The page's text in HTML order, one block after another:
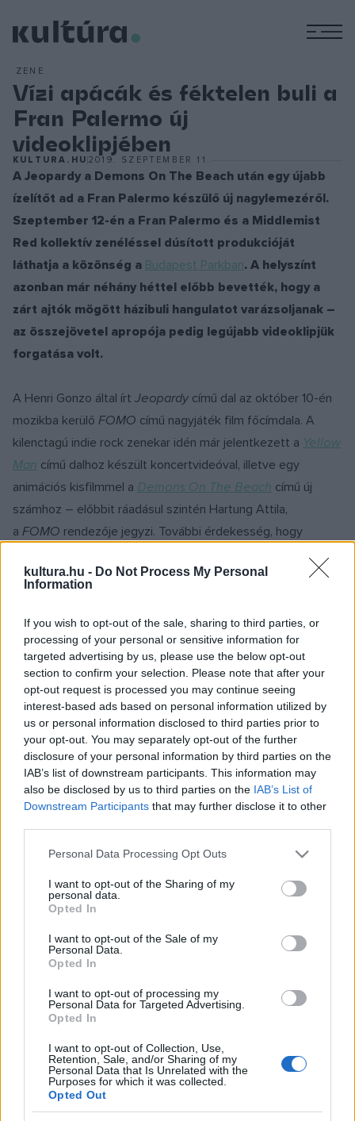
kultura.hu - Do Not Process My Personal
Information
If you wish to opt-out of the sale, sharing to third parties, or
processing of your personal or sensitive information for
targeted advertising by us, please use the below opt-out
section to confirm your selection. Please note that after your
opt-out request is processed you may continue seeing
interest-based ads based on personal information utilized by
us or personal information disclosed to third parties prior to
your opt-out. You may separately opt-out of the further
disclosure of your personal information by third parties on the
IAB’s list of downstream participants. This information may
also be disclosed by us to third parties on the IAB’s List of
Downstream Participants that may further disclose it to other
Please note that this website/app uses one or more Google
not limited to your visit or usage behaviour. You may click to
grant or deny consent to Google and its third-party tags to
use your data for below specified purposes in below Google
consent section.
Personal Data Processing Opt Outs
I want to opt-out of the Sharing of my
personal data.
Opted In
I want to opt-out of the Sale of my
Personal Data.
Opted In
I want to opt-out of processing my
Personal Data for Targeted Advertising.
Opted In
I want to opt-out of Collection, Use,
Retention, Sale, and/or Sharing of my
Personal Data that Is Unrelated with the
Purposes for which it was collected.
Opted Out
ZENE
Vízi apácák és féktelen buli a
Fran Palermo új
videoklipjében
KULTURA.HU 2019. SZEPTEMBER 11.
A Jeopardy a Demons On The Beach után egy újabb
ízelítőt ad a Fran Palermo készülő új nagylemezéről.
Szeptember 12-én a Fran Palermo és a Middlemist
Red kollektív zenéléssel dúsított produkcióját
láthatja a közönség a Budapest Parkban. A helyszínt
azonban már néhány héttel előbb bevették, hogy a
zárt ajtók mögött házibuli hangulatot varázsoljanak –
az összejövetel apropója pedig legújabb videoklipjük
forgatása volt.
A Henri Gonzo által írt Jeopardy című dal az október 10-én
mozikba kerülő FOMO című nagyjáték film főcímdala. A
kilenctagú indie rock zenekar idén már jelentkezett a Yellow
Man című dalhoz készült koncertvideóval, illetve egy
animációs kisfilmmel a Demons On The Beach című új
számhoz – előbbit ráadásul szintén Hartung Attila,
a FOMO rendezője jegyzi. További érdekesség, hogy
Budapest Park különböző helyszínein forgatták a film
Palermo szaxofonosa, Jambo például egy apáca bőrébe
bújt.
„A Budapest Park filmezési szempontból sok, különféle
hangulattal rendelkezik. Bizonyos részeiben alternatív, más
részeiben modern hangulatú és ezek között az eltérő
világok között nagyon könnyen meg tudtuk találni a minket
érdeklő motívumokat. Nem akartunk a filmhez nagyon
szorosan kapcsolódó klipet készíteni, de utalni szerettünk
mellett” – mondta el a klipről Hartung.
A film története szerint a gimnazista Gergőt, és barátait,
azaz a Falka tagjait három dolog motiválja: a szex, a buli és
hogy az ezekről készült videókat minél többen megnézzék
egy rosszul sikerült házibulis kihívás után pedig elszabadul a
pokol a fiúk életében. A főszereplők közt olyan neveket
találunk, mint Stohl András, Csipesz, a youtuber, Yorgos
Goletsas, a Deep Glaze frontembere és László Panna. A film
soundtrackje hamarosan elérhető lesz a népszerű streaming
szolgáltatóknál is.